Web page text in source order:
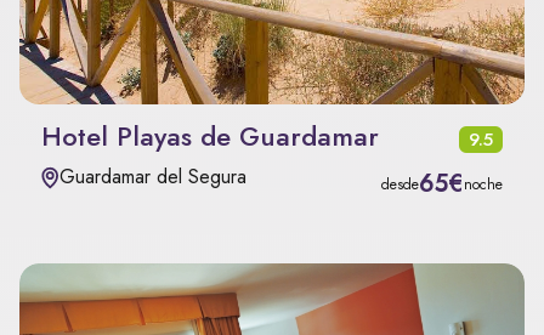
Hotel Playas de Guardamar 9.5
Guardamar del Segura desde65€noche